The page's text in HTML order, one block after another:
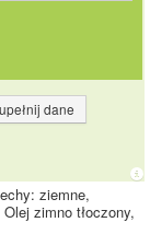
dane
ziemne,
zimno tłoczony,